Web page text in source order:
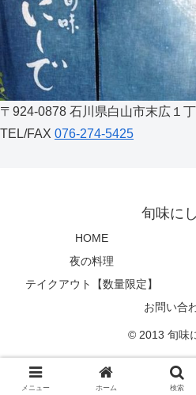
〒924-0878 石川県白山市末広１丁
TEL/FAX 076-274-5425
旬味に
HOME
夜の料理
テイクアウト【数量限定】
お問い合
© 2013 旬味
メニュー ホーム 検索